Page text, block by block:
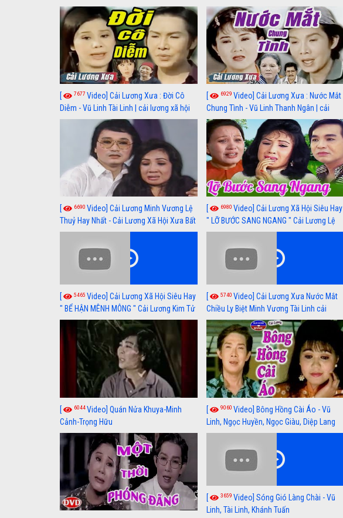
[ 7677 Video] Cải Lương Xưa : Đời Cô
Diễm - Vũ Linh Tài Linh | cải lương xã hội
hay nhất
[ 6929 Video] Cải Lương Xưa : Nước Mắt
Chung Tình - Vũ Linh Thanh Ngân | cải
lương xã hội hay nhất
[ 6690 Video] Cải Lương Minh Vương Lệ
Thuỷ Hay Nhất - Cải Lương Xã Hội Xưa Bất
Hủ
[ 6980 Video] Cải Lương Xã Hội Siêu Hay
" LỠ BƯỚC SANG NGANG " Cải Lương Lệ
Thuỷ, Thanh Tuấn, Hồng Nga
[ 5465 Video] Cải Lương Xã Hội Siêu Hay
" BỂ HẬN MÊNH MÔNG " Cải Lương Kim Tử
Long, Thanh Ngân Hay Nhất
[ 5740 Video] Cải Lương Xưa Nước Mắt
Chiều Ly Biệt Minh Vương Tài Linh cải
lương xã hội hay nhất
[ 6044Video] Quán Nửa Khuya-Minh
Cảnh-Trọng Hữu
[ 9060 Video] Bông Hồng Cài Áo - Vũ
Linh, Ngọc Huyền, Ngọc Giàu, Diệp Lang
[ 3659 Video] Sóng Gió Làng Chài - Vũ
Linh, Tài Linh, Khánh Tuấn